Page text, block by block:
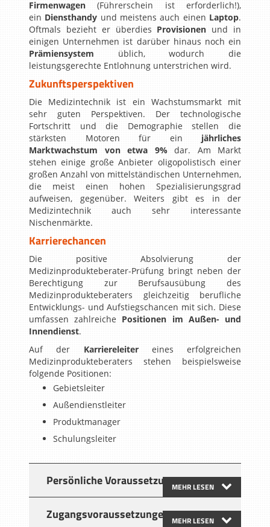
Firmenwagen (Führerschein ist erforderlich!),
ein Diensthandy und meistens auch einen Laptop.
Oftmals bezieht er überdies Provisionen und in
einigen Unternehmen ist darüber hinaus noch ein
Prämiensystem üblich, wodurch die
leistungsgerechte Entlohnung unterstrichen wird.
Zukunftsperspektiven
Die Medizintechnik ist ein Wachstumsmarkt mit
sehr guten Perspektiven. Der technologische
Fortschritt und die Demographie stellen die
stärksten Motoren für ein jährliches
Marktwachstum von etwa 9%dar. Am Markt
stehen einige große Anbieter oligopolistisch einer
großen Anzahl von mittelständischen Unternehmen,
die meist einen hohen Spezialisierungsgrad
aufweisen, gegenüber. Weiters gibt es in der
Medizintechnik auch sehr interessante
Nischenmärkte.
Karrierechancen
Die positive Absolvierung der
Medizinprodukteberater-Prüfung bringt neben der
Berechtigung zur Berufsausübung des
Medizinprodukteberaters gleichzeitig berufliche
Entwicklungs- und Aufstiegschancen mit sich. Diese
umfassen zahlreiche Positionen im Außen- und
Innendienst.
Auf der Karriereleiter
eines erfolgreichen
Medizinprodukteberaters stehen beispielsweise
folgende Positionen:
Gebietsleiter
Außendienstleiter
Produktmanager
Schulungsleiter
Persönliche VoraussetzungenMEHR LESEN
Zugangsvoraussetzungen MEHR LESEN